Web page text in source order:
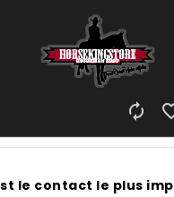

le contact le plus